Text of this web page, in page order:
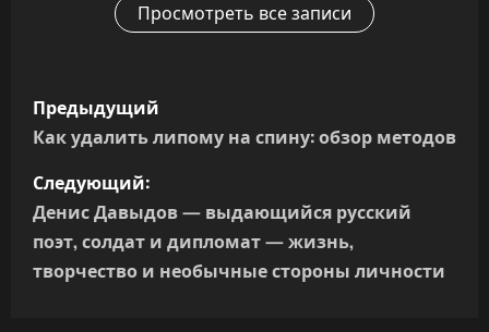
Просмотреть все записи
Н
а
в
и
г
Предыдущий
Как удалить липому на спину: обзор методов
Следующий:
Денис Давыдов — выдающийся русский
поэт, солдат и дипломат — жизнь,
творчество и необычные стороны личности